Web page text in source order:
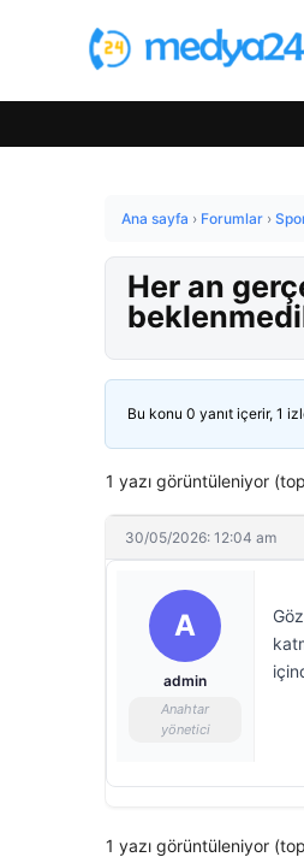
Ana sayfa › Forumlar ›
Her an
Bu konu 0 yanıt içerir, 1
1 yazı görüntüleniyor
30/05/2026: 12:04 am
A
admin
Anahtar
yönetici
1 yazı görüntüleniyor